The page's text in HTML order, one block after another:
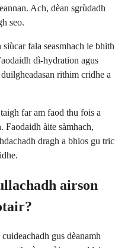
Ach, dèan sgrùdadh
seo.
fala seasmhach le bhith
dì-hydration agus
rithim cridhe a
far am faod thu fois a
Faodaidh àite sàmhach,
dragh a bhios gu tric
airson
gus dèanamh